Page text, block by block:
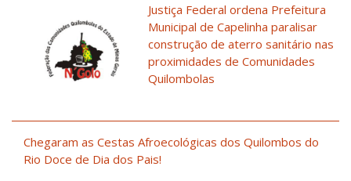
Justiça Federal ordena Prefeitura
Municipal de Capelinha paralisar
construção de aterro sanitário nas
proximidades de Comunidades
Quilombolas
Chegaram as Cestas Afroecológicas dos Quilombos do
Rio Doce de Dia dos Pais!